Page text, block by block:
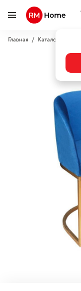
Главная Каталог